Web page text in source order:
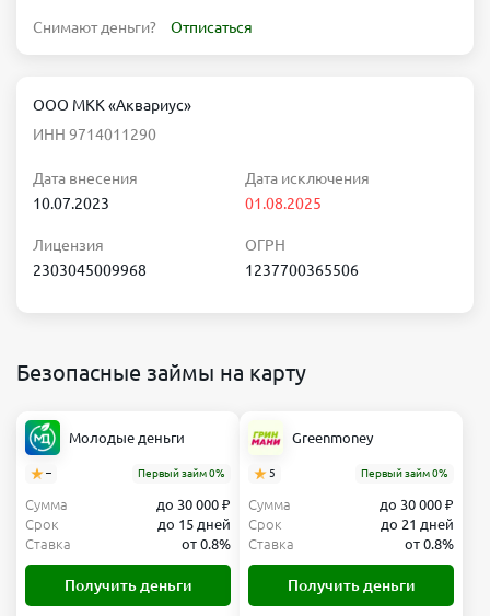
Снимают деньги? Отписаться
ООО МКК «Аквариус»
ИНН 9714011290
Дата внесения
10.07.2023
Дата исключения
01.08.2025
Лицензия
2303045009968
ОГРН
1237700365506
Безопасные займы на карту
Молодые деньги
– Первый займ 0%
Сумма
до 30 000 ₽
Срок
до 15 дней
Ставка
от 0.8%
Получить деньги
Greenmoney
5 Первый займ 0%
Сумма
до 30 000 ₽
Срок
до 21 дней
Ставка
от 0.8%
Получить деньги